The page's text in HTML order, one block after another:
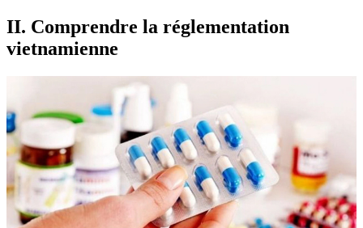
II. Comprendre la réglementation
vietnamienne